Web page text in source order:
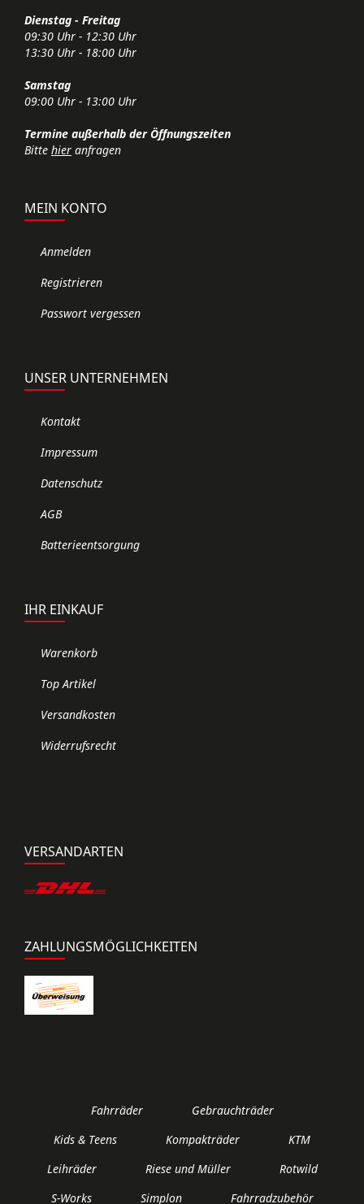
Dienstag - Freitag
09:30 Uhr - 12:30 Uhr
13:30 Uhr - 18:00 Uhr
Samstag
09:00 Uhr - 13:00 Uhr
Termine außerhalb der Öffnungszeiten
Bitte hier anfragen
MEIN KONTO
Anmelden
Registrieren
Passwort vergessen
UNSER UNTERNEHMEN
Kontakt
Impressum
Datenschutz
AGB
Batterieentsorgung
IHR EINKAUF
Warenkorb
Top Artikel
Versandkosten
Widerrufsrecht
VERSANDARTEN
ZAHLUNGSMÖGLICHKEITEN
Fahrräder
Gebrauchträder
Kids & Teens
Kompakträder
KTM
Leihräder
Riese und Müller
Rotwild
S-Works
Simplon Fahrradzubehör